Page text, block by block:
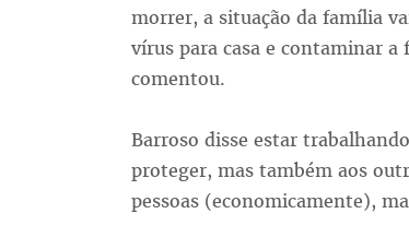
morrer, a situação da família
vírus para casa e contaminar
comentou.
Barroso disse estar
proteger, mas também aos
pessoas (economicamente),